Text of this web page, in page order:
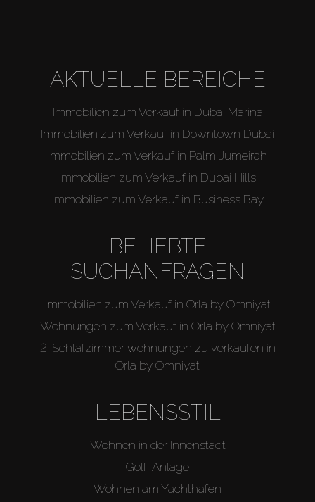
AKTUELLE BEREICHE
Immobilien zum Verkauf in Dubai Marina
Immobilien zum Verkauf in Downtown Dubai
Immobilien zum Verkauf in Palm Jumeirah
Immobilien zum Verkauf in Dubai Hills
Immobilien zum Verkauf in Business Bay
BELIEBTE
SUCHANFRAGEN
Immobilien zum Verkauf in Orla by Omniyat
Wohnungen zum Verkauf in Orla by Omniyat
2-Schlafzimmer wohnungen zu verkaufen in
Orla by Omniyat
LEBENSSTIL
Wohnen in der Innenstadt
Golf-Anlage
Wohnen am Yachthafen